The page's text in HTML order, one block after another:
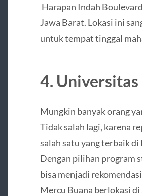
Harapan Indah
Jawa Barat. Lokasi ini
untuk tempat tinggal
4.
Mungkin banyak orang
Tidak salah lagi, karena
salah satu yang terbaik
Dengan pilihan program
bisa menjadi
Mercu Buana berlokasi di